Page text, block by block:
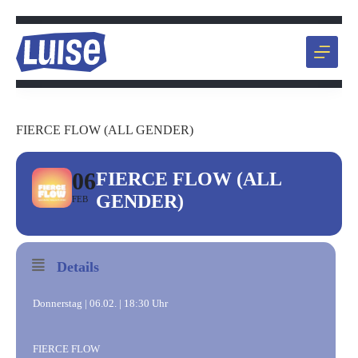
Zum
Inhalt
springen
FIERCE FLOW (ALL GENDER)
06
FEB
FIERCE FLOW (ALL
GENDER)
Details
Donnerstag | 06.02. | 18:30 Uhr
FIERCE FLOW